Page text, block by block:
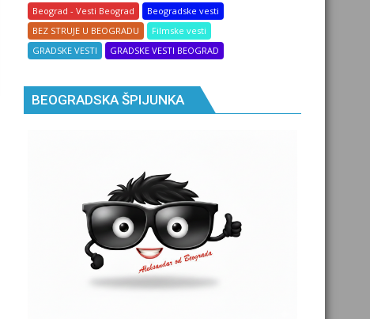
Beograd - Vesti Beograd
Beogradske vesti
BEZ STRUJE U BEOGRADU
Filmske vesti
GRADSKE VESTI
GRADSKE VESTI BEOGRAD
BEOGRADSKA ŠPIJUNKA